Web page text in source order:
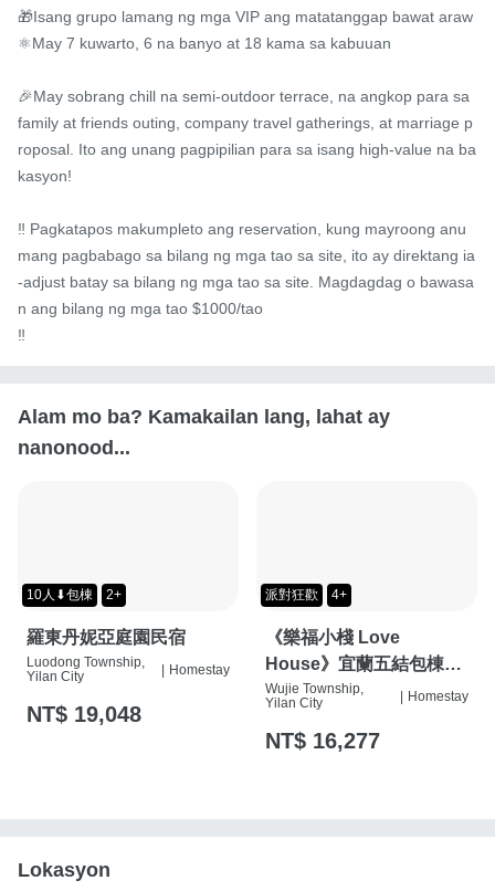
🎁Isang grupo lamang ng mga VIP ang matatanggap bawat araw
⚛️May 7 kuwarto, 6 na banyo at 18 kama sa kabuuan
🎉May sobrang chill na semi-outdoor terrace, na angkop para sa
family at friends outing, company travel gatherings, at marriage p
roposal. Ito ang unang pagpipilian para sa isang high-value na ba
kasyon!
‼ ️Pagkatapos makumpleto ang reservation, kung mayroong anu
mang pagbabago sa bilang ng mga tao sa site, ito ay direktang ia
-adjust batay sa bilang ng mga tao sa site. Magdagdag o bawasa
n ang bilang ng mga tao $1000/tao
‼ ️
Alam mo ba? Kamakailan lang, lahat ay
nanonood...
10人⬇包棟 2+
羅東丹妮亞庭園民宿
Luodong Township,
Yilan City
Homestay
NT$ 19,048
派對狂歡 4+
《樂福小棧 Love
House》宜蘭五結包棟民
宿 │ 電動麻將、KTV、烤
Wujie Township,
Yilan City
Homestay
NT$ 16,277
Lokasyon